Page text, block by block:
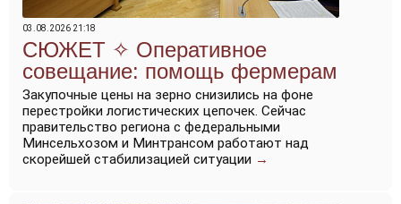
03.08.2026 21:18
Оперативное
совещание: помощь фермерам
Закупочные цены на зерно снизились на фоне
перестройки логистических цепочек. Сейчас
правительство региона с федеральными
Минсельхозом и Минтрансом работают над
скорейшей стабилизацией ситуации →